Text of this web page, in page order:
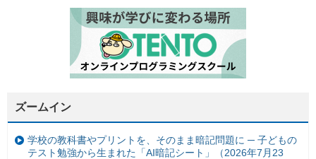
ズームイン
学校の教科書やプリントを、そのまま暗記問題に ─ 子どもの
テスト勉強から生まれた「AI暗記シート」（2026年7月23